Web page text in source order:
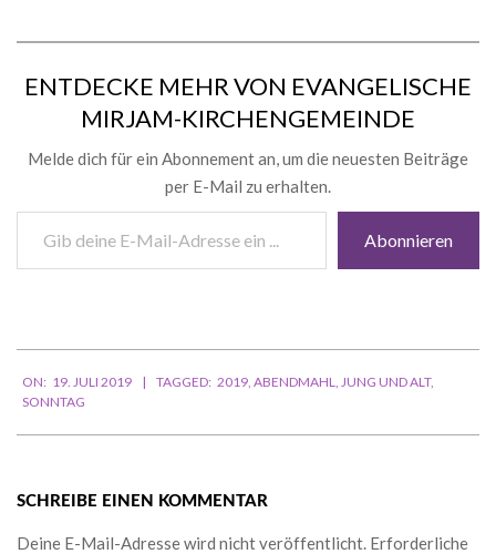
ENTDECKE MEHR VON EVANGELISCHE
MIRJAM-KIRCHENGEMEINDE
Melde dich für ein Abonnement an, um die neuesten Beiträge
per E-Mail zu erhalten.
deine
E-
Abonnieren
07-
ON: 19. JULI 2019 TAGGED: 2019 ABENDMAHL JUNG UND ALT,
SONNTAG
SCHREIBE EINEN KOMMENTAR
Deine E-Mail-Adresse wird nicht veröffentlicht. Erforderliche